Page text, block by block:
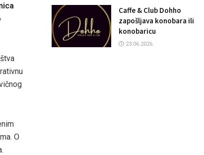
O
Caffe & Club Dohho
zapošljava konobara ili
konobaricu
23.06.2026.